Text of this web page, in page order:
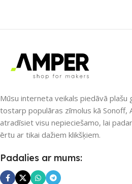
Mūsu interneta veikals piedāvā plašu
tostarp populāras zīmolus kā Sonoff,
atradīsiet visu nepieciešamo, lai
ērtu ar tikai dažiem klikšķiem.
Padalies ar mums: